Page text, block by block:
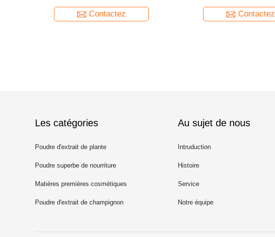
Contactez Contactez
Les catégories
Poudre d'extrait de plante
Poudre superbe de nourriture
Matières premières cosmétiques
Poudre d'extrait de champignon
Au sujet de nous
Intruduction
Histoire
Service
Notre équipe